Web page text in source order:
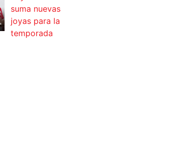
suma nuevas
joyas para la
temporada